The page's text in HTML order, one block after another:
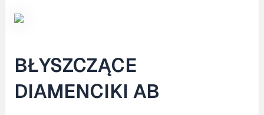
BŁYSZCZĄCE
DIAMENCIKI AB